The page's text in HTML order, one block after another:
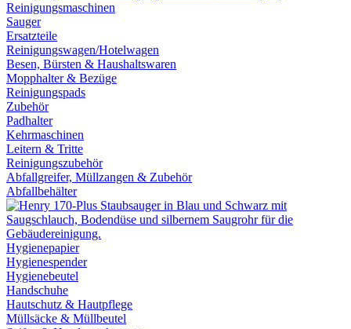
Reinigungsmaschinen
Sauger
Ersatzteile
Reinigungswagen/Hotelwagen
Besen, Bürsten & Haushaltswaren
Mopphalter & Bezüge
Reinigungspads
Zubehör
Padhalter
Kehrmaschinen
Leitern & Tritte
Reinigungszubehör
Abfallgreifer, Müllzangen & Zubehör
Abfallbehälter
Hygienepapier
Hygienespender
Hygienebeutel
Handschuhe
Hautschutz & Hautpflege
Müllsäcke & Müllbeutel